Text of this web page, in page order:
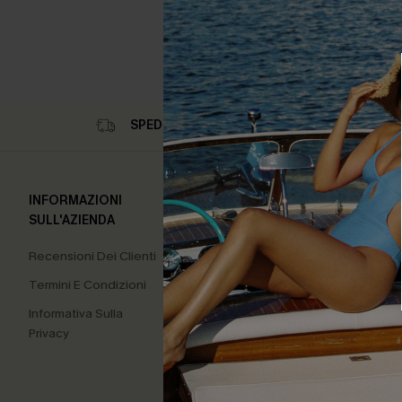
SPEDIZIONE GRATIS*
INFORMAZIONI
SULL'AZIENDA
Recensioni Dei Clienti
Termini E Condizioni
Informativa Sulla
Privacy
SPEDIZIONE E RESO
Informazioni Sulla
Spedizione
Tracciamento
Dell'Ordine
Politica Di
Restituzione
Iniziare Un Reso
Faqs